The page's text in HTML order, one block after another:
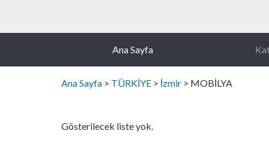
Ana Sayfa
Ana Sayfa > TÜRKİYE > İzmir > MOBİLYA
Gösterilecek liste yok.